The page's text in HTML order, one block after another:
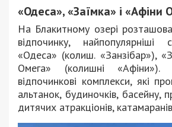
«Одеса», «Заїмка» і «Афіни
На Блакитному озері
відпочинку,
«Одеса» (колиш. «Занзібар»),
Омега» (колишні «Афіни»).
відпочинкові комплекси, які
альтанок, будиночків, басейну,
дитячих атракціонів, катамаранів